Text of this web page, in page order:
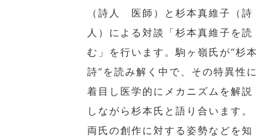
（詩人 医師）と杉本真維子（詩
人）による対談「杉本真維子を読
む」を行います。駒ヶ嶺氏が“杉本
詩“を読み解く中で、その特異性に
着目し医学的にメカニズムを解説
しながら杉本氏と語り合います。
両氏の創作に対する姿勢などを知